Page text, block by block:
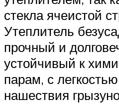
стекла ячеистой
Утеплитель
прочный и
устойчивый к
парам, с
нашествия